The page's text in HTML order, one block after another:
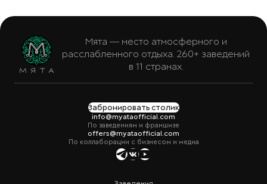
Мята — место атмосферного и
расслабленного отдыха. 260+ заведений
в 11 странах.
Забронировать столик
info@myataofficial.com
По заведениям и франшизе
offers@myataofficial.com
По коллаборации с бизнесом и медиа